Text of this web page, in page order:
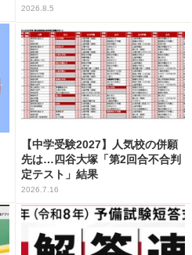
2026.8.5
【中学受験2027】人気校の併願
先は…四谷大塚「第2回合不合判
定テスト」結果
2026.7.16